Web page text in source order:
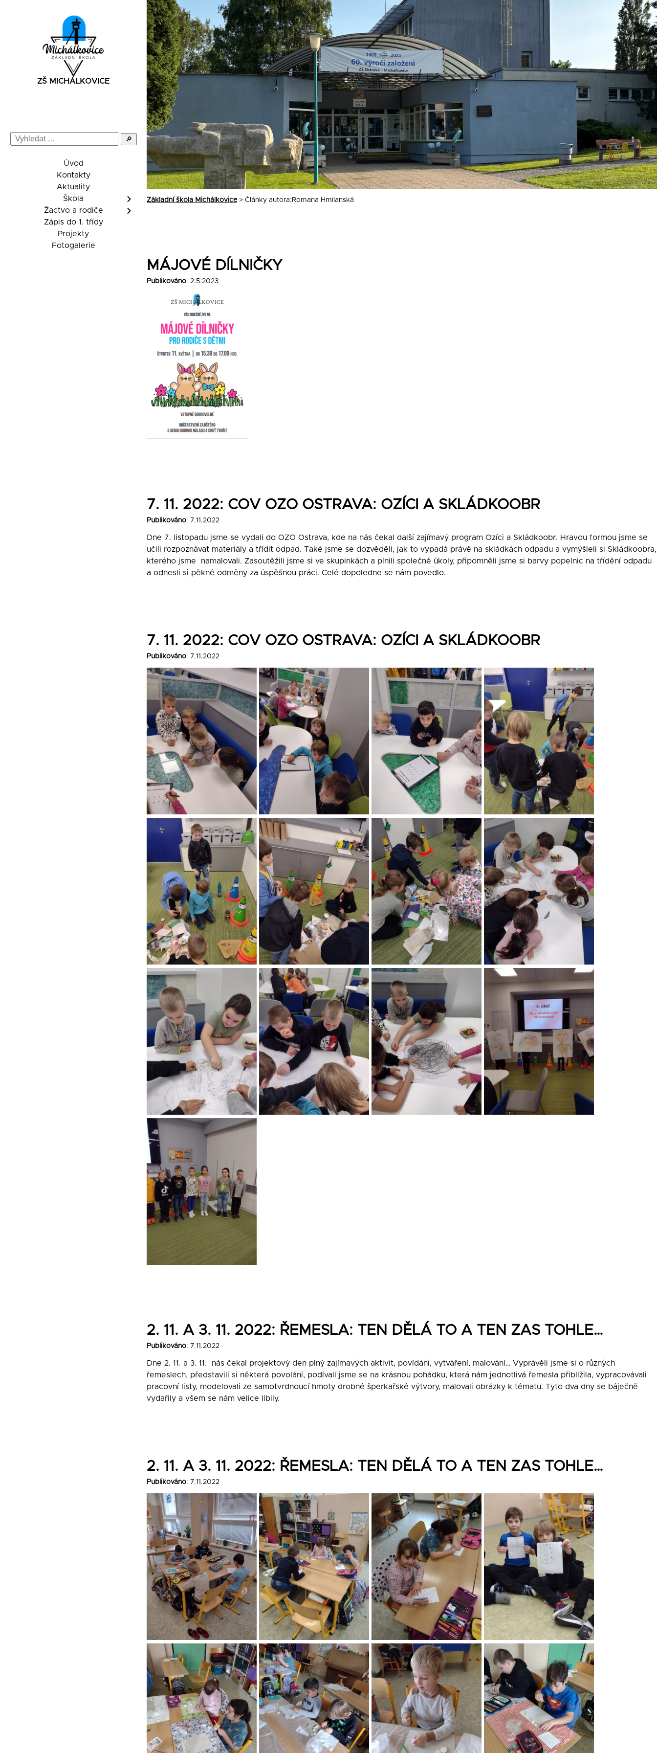
ZŠ MICHÁLKOVICE
🔎
Úvod
Kontakty
Aktuality
Škola
Žactvo a rodiče
Zápis do 1. třídy
Projekty
Fotogalerie
Základní škola Michálkovice> Články autora:Romana Hmilanská
MÁJOVÉ DÍLNIČKY
Publikováno: 2.5.2023
7. 11. 2022: COV OZO OSTRAVA: OZÍCI A SKLÁDKOOBR
Publikováno: 7.11.2022
Dne 7. listopadu jsme se vydali do OZO Ostrava, kde na nás čekal další zajímavý program Ozíci a Skládkoobr. Hravou formou jsme se
učili rozpoznávat materiály a třídit odpad. Také jsme se dozvěděli, jak to vypadá právě na skládkách odpadu a vymýšleli si Skládkoobra,
kterého jsme namalovali. Zasoutěžili jsme si ve skupinkách a plnili společně úkoly, připomněli jsme si barvy popelnic na třídění odpadu
a odnesli si pěkné odměny za úspěšnou práci. Celé dopoledne se nám povedlo.
7. 11. 2022: COV OZO OSTRAVA: OZÍCI A SKLÁDKOOBR
Publikováno: 7.11.2022
2. 11. A 3. 11. 2022: ŘEMESLA: TEN DĚLÁ TO A TEN ZAS TOHLE…
Publikováno: 7.11.2022
Dne 2. 11. a 3. 11. nás čekal projektový den plný zajímavých aktivit, povídání, vytváření, malování… Vyprávěli jsme si o různých
řemeslech, představili si některá povolání, podívalí jsme se na krásnou pohádku, která nám jednotlivá řemesla přiblížila, vypracovávali
pracovní listy, modelovali ze samotvrdnoucí hmoty drobné šperkařské výtvory, malovali obrázky k tématu. Tyto dva dny se báječně
vydařily a všem se nám velice líbily.
2. 11. A 3. 11. 2022: ŘEMESLA: TEN DĚLÁ TO A TEN ZAS TOHLE…
Publikováno: 7.11.2022